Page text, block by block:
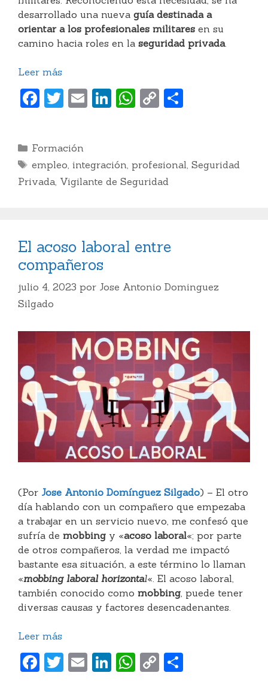
desarrollado una nueva guía destinada a
orientar a los profesionales militares en su
camino hacia roles en la seguridad privada.
Leer más
F
e
b
T
er
E Li
e
dI
W
A
p
C
y
Li
p
ar
Categorías
Formación
Etiquetas
empleo, integración, profesional, Seguridad
Privada, Vigilante de Seguridad
El acoso laboral entre
compañeros
julio 4, 2023 por Jose Antonio Dominguez
Silgado
(Por Jose Antonio Domínguez Silgado) – El otro
día hablando con un compañero que empezaba
a trabajar en un servicio nuevo, me confesó que
sufría de mobbing y «acoso laboral«; por parte
de otros compañeros, la verdad me impactó
bastante esa situación, a este término lo llaman
«mobbing laboral horizontal«. El acoso laboral,
también conocido como mobbing , puede tener
diversas causas y factores desencadenantes.
Leer más
F T E Li W C